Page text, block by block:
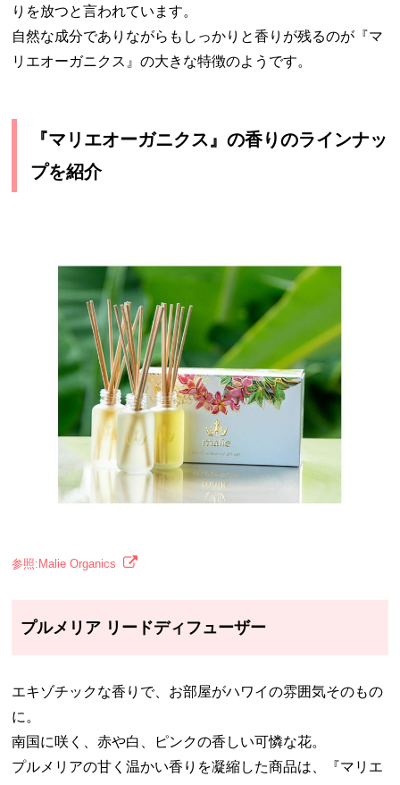
りを放つと言われています。
自然な成分でありながらもしっかりと香りが残るのが『マ
リエオーガニクス』の大きな特徴のようです。
『マリエオーガニクス』の香りのラインナッ
プを紹介
参照:Malie Organics
プルメリア リードディフューザー
エキゾチックな香りで、お部屋がハワイの雰囲気そのもの
に。
南国に咲く、赤や白、ピンクの香しい可憐な花。
プルメリアの甘く温かい香りを凝縮した商品は、『マリエ